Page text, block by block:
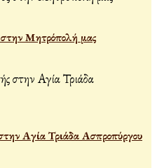
Μητρόπολή μας
Αγία Τριάδα Ασπροπύργου